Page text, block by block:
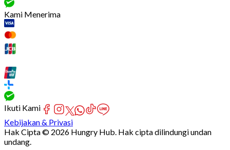
Kami Menerima
Ikuti Kami
Kebijakan & Privasi
Hak Cipta © 2026 Hungry Hub. Hak cipta dilindungi undan
undang.